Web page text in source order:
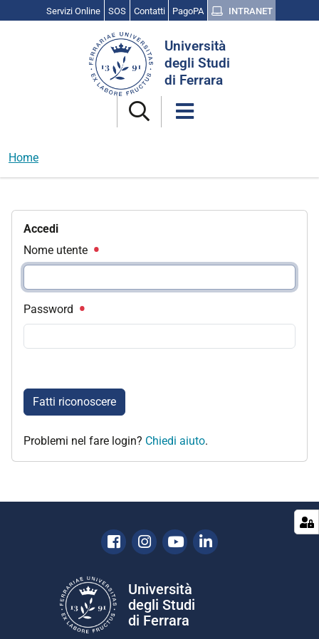
Servizi Online SOS Contatti PagoPA INTRANET
Università
degli Studi
di Ferrara
Home
Accedi
Nome utente
Password
Fatti riconoscere
Problemi nel fare login? Chiedi aiuto.
Facebook
Instagram
YoutubeLinkedin
Università
degli Studi
di Ferrara